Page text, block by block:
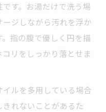
です。お湯だけで洗う場
ジしながら汚れを浮か
指の腹で優しく円を描
リをしっかり落とせま
ルを多用している場合
れないことがあるた